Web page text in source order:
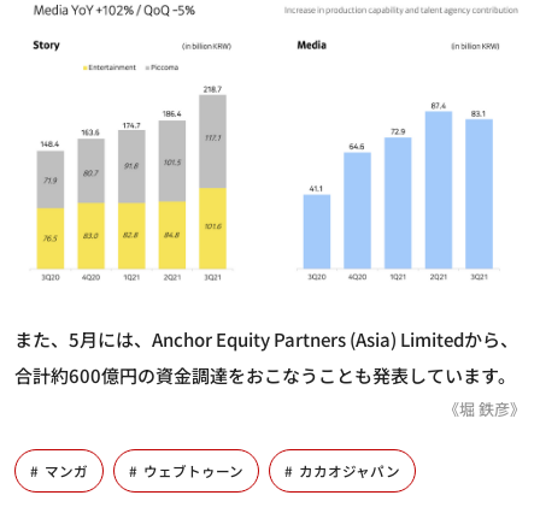
また、5月には、Anchor Equity Partners (Asia) Limitedから、
合計約600億円の資金調達をおこなうことも発表しています。
《堀 鉄彦》
マンガ ウェブトゥーン カカオジャパン